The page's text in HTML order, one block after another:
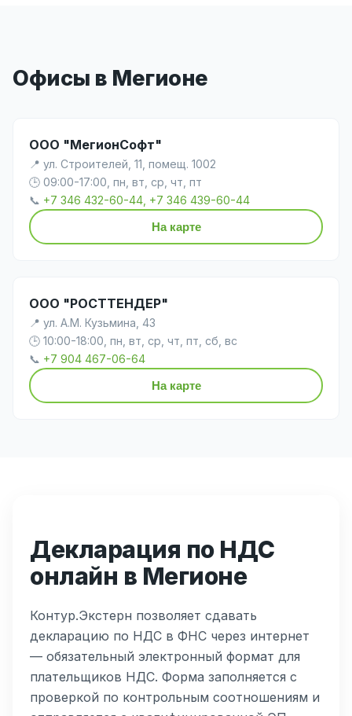
Офисы в Мегионе
ООО "МегионСофт"
📍 ул. Строителей, 11, помещ. 1002
🕒 09:00-17:00, пн, вт, ср, чт, пт
📞 +7 346 432-60-44, +7 346 439-60-44
На карте
ООО "РОСТТЕНДЕР"
📍 ул. А.М. Кузьмина, 43
🕒 10:00-18:00, пн, вт, ср, чт, пт, сб, вс
📞 +7 904 467-06-64
На карте
Декларация по НДС
онлайн в Мегионе
Контур.Экстерн позволяет сдавать
декларацию по НДС в ФНС через интернет
— обязательный электронный формат для
плательщиков НДС. Форма заполняется с
проверкой по контрольным соотношениям и